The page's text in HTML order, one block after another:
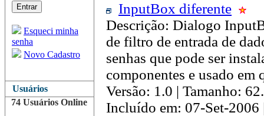
Esqueci minha
senha
Novo Cadastro
Usuários
74 Usuários Online
InputBox diferente
Descrição: Dialogo
de filtro de entrada de
senhas que pode ser
componentes e usado em
Versão: 1.0 | Tamanho:
Incluído em: 07-Set-